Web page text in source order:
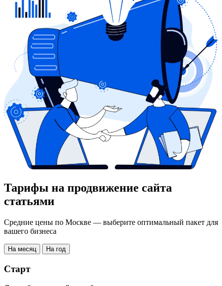
Тарифы на продвижение сайта
статьями
Средние цены по Москве — выберите оптимальный пакет для
вашего бизнеса
На месяц На год
Старт